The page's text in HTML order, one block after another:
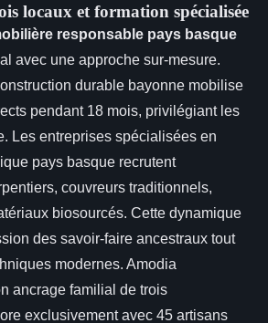
locaux et formation spécialisée
responsable pays basque
avec une approche sur-mesure.
durable bayonne mobilise
pendant 18 mois, privilégiant les
Les entreprises spécialisées en
pays basque recrutent
couvreurs traditionnels,
biosourcés. Cette dynamique
des savoir-faire ancestraux tout
modernes. Amodia
ancrage familial de trois
exclusivement avec 45 artisans